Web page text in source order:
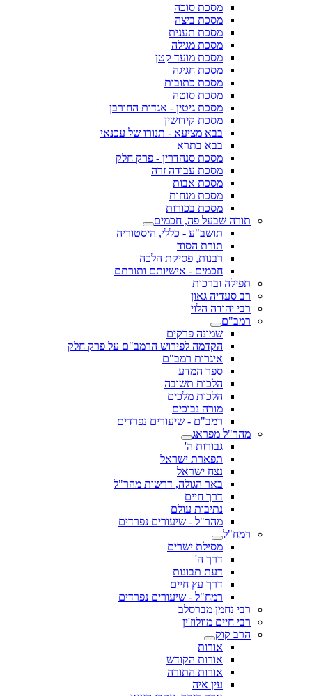
מסכת סוכה
מסכת ביצה
מסכת תענית
מסכת מגילה
מסכת מועד קטן
מסכת חגיגה
מסכת כתובות
מסכת סוטה
מסכת גיטין - אגדות החורבן
מסכת קידושין
בבא מציעא - תנורו של עכנאי
בבא בתרא
מסכת סנהדרין - פרק חלק
מסכת עבודה זרה
מסכת אבות
מסכת מנחות
מסכת בכורות
תורה שבעל פה, חכמים
תושב"ע - כללי, היסטוריה
תורת הסוד
רבנות, פסיקת הלכה
חכמים - אישיותם ותורתם
תפילה וברכות
רב סעדיה גאון
רבי יהודה הלוי
רמב"ם
שמונה פרקים
הקדמה לפירוש הרמב"ם על פרק חלק
איגרות רמב"ם
ספר המדע
הלכות תשובה
הלכות מלכים
מורה נבוכים
רמב"ם - שיעורים נפרדים
מהר"ל מפראג
גבורות ה'
תפארת ישראל
נצח ישראל
באר הגולה, דרשות מהר"ל
דרך חיים
נתיבות עולם
מהר"ל - שיעורים נפרדים
רמח"ל
מסילת ישרים
דרך ה'
דעת תבונות
דרך עץ חיים
רמח"ל - שיעורים נפרדים
רבי נחמן מברסלב
רבי חיים מוולוז'ין
הרב קוק
אורות
אורות הקודש
אורות התורה
עין איה